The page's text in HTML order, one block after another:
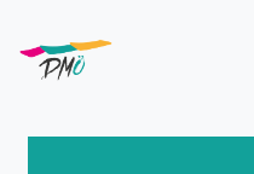
zum
Inhalt